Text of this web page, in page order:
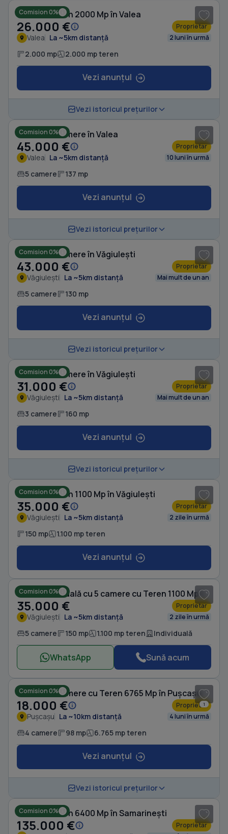
Comision 0%
Casă cu Teren 2000 Mp în Valea
26.000 € Proprietar
Valea La ~5km distanță 2 luni în urmă
2.000 mp 2.000 mp teren
Vezi anunțul
Vezi istoricul prețurilor
Comision 0%
Casă cu 5 camere în Valea
45.000 € Proprietar
Valea La ~5km distanță 10 luni în urmă
5 camere 137 mp
Vezi anunțul
Vezi istoricul prețurilor
Comision 0%
Casă cu 5 camere în Văgiulești
43.000 € Proprietar
Văgiulești La ~5km distanță Mai mult de un an
5 camere 130 mp
Vezi anunțul
Vezi istoricul prețurilor
Comision 0%
Casă cu 3 camere în Văgiulești
31.000 € Proprietar
Văgiulești La ~5km distanță Mai mult de un an
3 camere 160 mp
Vezi anunțul
Vezi istoricul prețurilor
Comision 0%
Casă cu Teren 1100 Mp în Văgiulești
35.000 € Proprietar
Văgiulești La ~5km distanță 2 zile în urmă
150 mp 1.100 mp teren
Vezi anunțul
Comision 0% Casă individuală cu 5 camere cu Teren 1100 Mp în Văgiulești
35.000 € Proprietar
Văgiulești La ~5km distanță 2 zile în urmă
5 camere 150 mp 1.100 mp teren Individuală
WhatsApp Sună acum
1
Comision 0%
Casă cu 4 camere cu Teren 6765 Mp în Pușcașu
18.000 € Proprietar
Pușcașu La ~10km distanță 4 luni în urmă
4 camere 98 mp 6.765 mp teren
Vezi anunțul
Vezi istoricul prețurilor
Comision 0%
Casă cu Teren 6400 Mp în Samarinești
135.000 € Proprietar